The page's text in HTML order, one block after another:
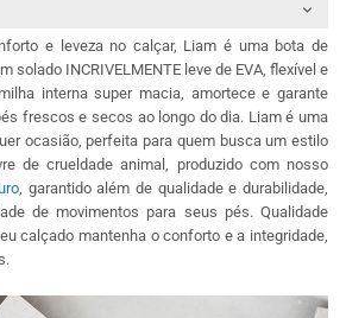
e leveza no calçar, Liam é uma bota de
solado INCRIVELMENTE leve de EVA, flexível e
interna super macia, amortece e garante
frescos e secos ao longo do dia. Liam é uma
ocasião, perfeita para quem busca um estilo
de crueldade animal, produzido com nosso
, garantido além de qualidade e durabilidade,
de movimentos para seus pés. Qualidade
calçado mantenha o conforto e a integridade,